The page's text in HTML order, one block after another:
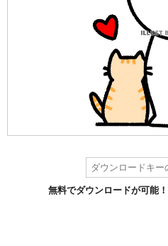
無料でダウンロードが可能！